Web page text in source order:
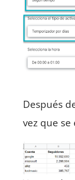
Después
vez que